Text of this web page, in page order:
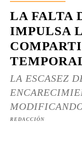
LA FALTA
IMPULSA
LA ESCASEZ
REDACCIÓN